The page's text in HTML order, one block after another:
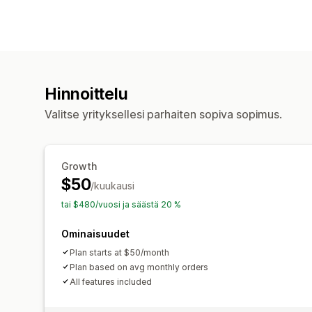
Hinnoittelu
Valitse yrityksellesi parhaiten sopiva sopimus.
Growth
$50/kuukausi
tai $480/vuosi ja säästä 20 %
Ominaisuudet
Plan starts at $50/month
Plan based on avg monthly orders
All features included